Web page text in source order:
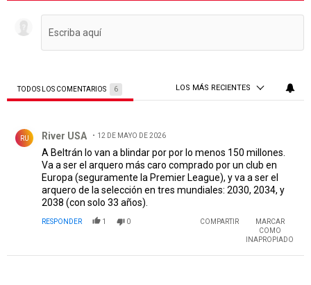
TODOS LOS COMENTARIOS 6 LOS MÁS RECIENTES
RU River USA 12 DE MAYO DE 2026
A Beltrán lo van a blindar por por lo menos 150 millones.
Va a ser el arquero más caro comprado por un club en
Europa (seguramente la Premier League), y va a ser el
arquero de la selección en tres mundiales: 2030, 2034, y
2038 (con solo 33 años).
RESPONDER 1 0 COMPARTIR
MARCAR
COMO
INAPROPIADO